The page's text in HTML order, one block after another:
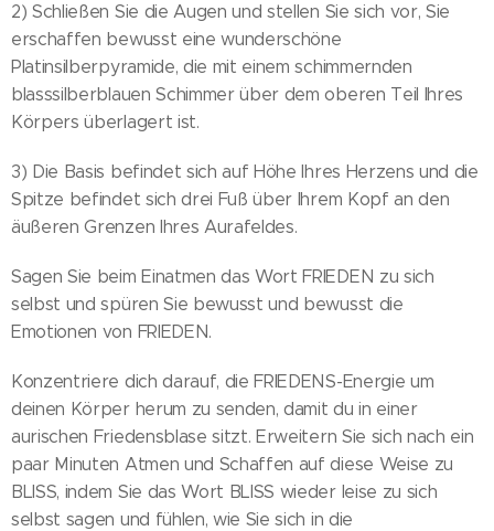
2) Schließen Sie die Augen und stellen Sie sich vor, Sie
erschaffen bewusst eine wunderschöne
Platinsilberpyramide, die mit einem schimmernden
blasssilberblauen Schimmer über dem oberen Teil Ihres
Körpers überlagert ist.
3) Die Basis befindet sich auf Höhe Ihres Herzens und die
Spitze befindet sich drei Fuß über Ihrem Kopf an den
äußeren Grenzen Ihres Aurafeldes.
Sagen Sie beim Einatmen das Wort FRIEDEN zu sich
selbst und spüren Sie bewusst und bewusst die
Emotionen von FRIEDEN.
Konzentriere dich darauf, die FRIEDENS-Energie um
deinen Körper herum zu senden, damit du in einer
aurischen Friedensblase sitzt. Erweitern Sie sich nach ein
paar Minuten Atmen und Schaffen auf diese Weise zu
BLISS, indem Sie das Wort BLISS wieder leise zu sich
selbst sagen und fühlen, wie Sie sich in die